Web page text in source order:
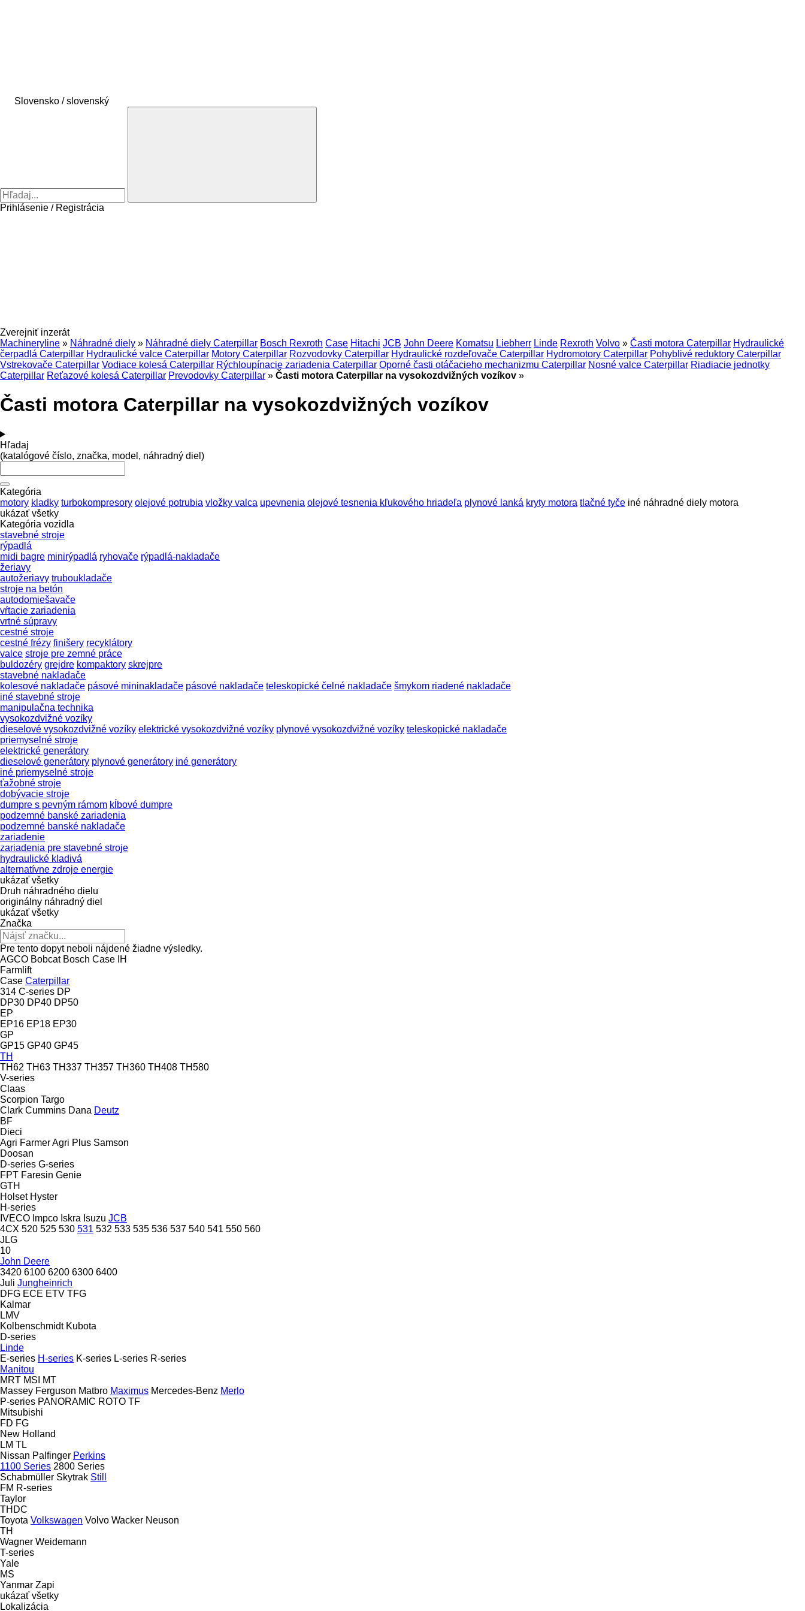
Slovensko / slovenský
Prihlásenie / Registrácia
Zverejniť inzerát
Machineryline » Náhradné diely » Náhradné diely Caterpillar Bosch Rexroth Case Hitachi JCB John Deere Komatsu Liebherr Linde Rexroth Volvo » Časti motora Caterpillar Hydraulické
čerpadlá Caterpillar Hydraulické valce Caterpillar Motory Caterpillar Rozvodovky Caterpillar Hydraulické rozdeľovače Caterpillar Hydromotory Caterpillar Pohyblivé reduktory Caterpillar
Vstrekovače Caterpillar Vodiace kolesá Caterpillar Rýchloupínacie zariadenia Caterpillar Oporné časti otáčacieho mechanizmu Caterpillar Nosné valce Caterpillar Riadiacie jednotky
Caterpillar Reťazové kolesá Caterpillar Prevodovky Caterpillar » Časti motora Caterpillar na vysokozdvižných vozíkov »
Časti motora Caterpillar na vysokozdvižných vozíkov
Hľadaj
(katalógové číslo, značka, model, náhradný diel)
Kategória
motory kladky turbokompresory olejové potrubia vložky valca upevnenia olejové tesnenia kľukového hriadeľa plynové lanká kryty motora tlačné tyče iné náhradné diely motora
ukázať všetky
Kategória vozidla
stavebné stroje
rýpadlá
midi bagre minirýpadlá ryhovače rýpadlá-nakladače
žeriavy
autožeriavy truboukladače
stroje na betón
autodomiešavače
vŕtacie zariadenia
vrtné súpravy
cestné stroje
cestné frézy finišery recyklátory
valce stroje pre zemné práce
buldozéry grejdre kompaktory skrejpre
stavebné nakladače
kolesové nakladače pásové mininakladače pásové nakladače teleskopické čelné nakladače šmykom riadené nakladače
iné stavebné stroje
manipulačna technika
vysokozdvižné vozíky
dieselové vysokozdvižné vozíky elektrické vysokozdvižné vozíky plynové vysokozdvižné vozíky teleskopické nakladače
priemyselné stroje
elektrické generátory
dieselové generátory plynové generátory iné generátory
iné priemyselné stroje
ťažobné stroje
dobývacie stroje
dumpre s pevným rámom kĺbové dumpre
podzemné banské zariadenia
podzemné banské nakladače
zariadenie
zariadenia pre stavebné stroje
hydraulické kladivá
alternatívne zdroje energie
ukázať všetky
Druh náhradného dielu
originálny náhradný diel
ukázať všetky
Značka
Pre tento dopyt neboli nájdené žiadne výsledky.
AGCO Bobcat Bosch Case IH
Farmlift
Case Caterpillar
314 C-series DP
DP30 DP40 DP50
EP
EP16 EP18 EP30
GP
GP15 GP40 GP45
TH
TH62 TH63 TH337 TH357 TH360 TH408 TH580
V-series
Claas
Scorpion Targo
Clark Cummins Dana Deutz
BF
Dieci
Agri FarmerAgri Plus Samson
Doosan
D-series G-series
FPT Faresin Genie
GTH
Holset Hyster
H-series
IVECO Impco Iskra Isuzu JCB
4CX 520 525 530 531 532 533 535 536 537 540 541 550 560
JLG
10
John Deere
3420 6100 6200 6300 6400
Juli Jungheinrich
DFG ECE ETV TFG
Kalmar
LMV
Kolbenschmidt Kubota
D-series
Linde
E-series H-series K-series L-series R-series
Manitou
MRT MSI
MT
Massey Ferguson Matbro Maximus Mercedes-Benz Merlo
P-series PANORAMIC ROTO TF
Mitsubishi
FD FG
New Holland
LM TL
Nissan Palfinger Perkins
1100 Series 2800 Series
Schabmüller Skytrak Still
FM R-series
Taylor
THDC
Toyota Volkswagen Volvo Wacker Neuson
TH
Wagner Weidemann
T-series
Yale
MS
Yanmar Zapi
ukázať všetky
Lokalizácia